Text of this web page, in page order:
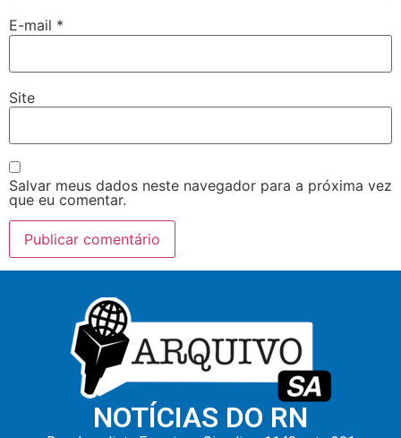
E-mail *
Site
Salvar meus dados neste navegador para a próxima vez
que eu comentar.
NOTÍCIAS DO RN